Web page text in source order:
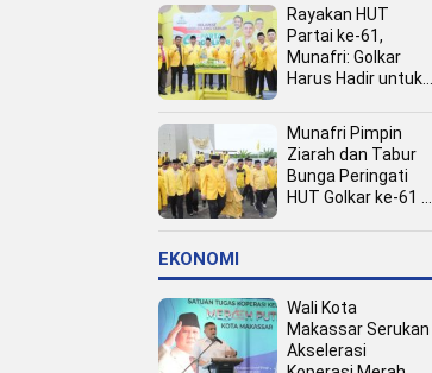
Rayakan HUT
Partai ke-61,
Munafri: Golkar
Harus Hadir untuk
Munafri Pimpin
Ziarah dan Tabur
Bunga Peringati
HUT Golkar ke-61 di
EKONOMI
Wali Kota
Makassar Serukan
Akselerasi